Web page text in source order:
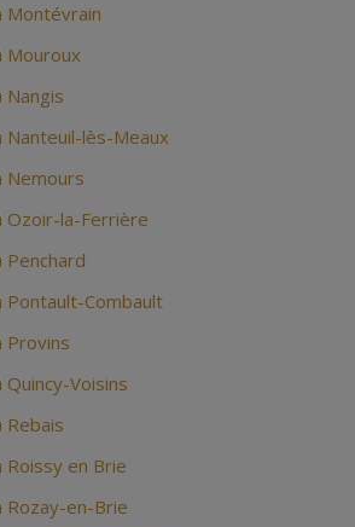
Montévrain
Mouroux
Nangis
lès-Meaux
Nemours
Ozoir-la-Ferrière
Penchard
Pontault-Combault
Provins
Voisins
Rebais
en Brie
Rozay-en-Brie